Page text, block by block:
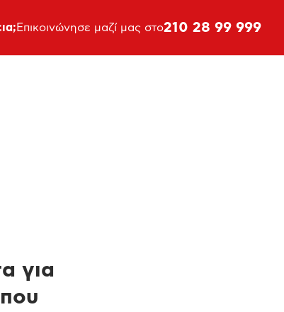
Επικοινώνησε μαζί μας στο210 28 99 999
για